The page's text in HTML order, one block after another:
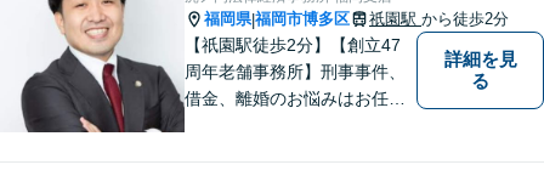
福岡県|福岡市博多区 祇園駅 から徒歩2分
【祇園駅徒歩2分】【創立47
周年老舗事務所】刑事事件、
借金、離婚のお悩みはお任せ
詳細を見
る